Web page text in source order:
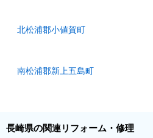
北松浦郡小値賀町
南松浦郡新上五島町
長崎県の関連リフォーム・修理